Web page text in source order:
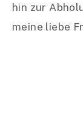
hin zur
meine liebe